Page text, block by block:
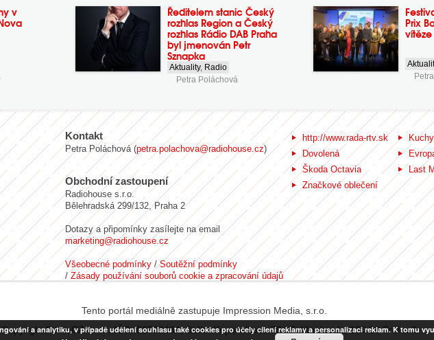
v Ředitelem stanic Český
rozhlas Region a Český
rozhlas Rádio DAB Praha
byl jmenován Petr
Sznapka
Aktuality, Radio
Petra Poláchová
Prix
vítěze
Kontakt
Petra Poláchová (petra.polachova@radiohouse.cz)
Obchodní zastoupení
Radiohouse s.r.o.
Bělehradská 299/132, Praha 2
Dotazy a připomínky zasílejte na email
marketing@radiohouse.cz
Všeobecné podmínky/Soutěžní podmínky
/Zásady používání souborů cookie a zpracování údajů
http://www.rada-rtv.sk
Dovolená
Škoda Octavia
Last
Značkové oblečení
Tento portál mediálně zastupuje Impression Media, s.r.o.
RadiaCZ s.r.o., IČO: 06533434, Sídlo: Koperníkova 794/6, Vinohrady, 120 00 Praha 2
a analytiku, v případě udělení souhlasu také cookies pro účely cílení reklamy a personalizaci reklam. K tomu